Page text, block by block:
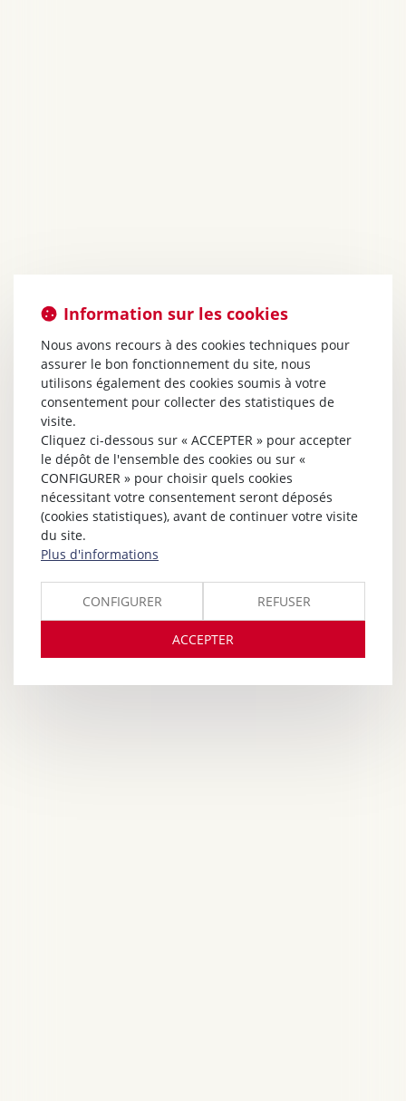
Information sur les cookies
Nous avons recours à des cookies techniques pour
assurer le bon fonctionnement du site, nous
utilisons également des cookies soumis à votre
consentement pour collecter des statistiques de
visite.
Cliquez ci-dessous sur « ACCEPTER » pour accepter
le dépôt de l'ensemble des cookies ou sur «
CONFIGURER » pour choisir quels cookies
nécessitant votre consentement seront déposés
(cookies statistiques), avant de continuer votre visite
du site.
Plus d'informations
CONFIGURER REFUSER
ACCEPTER